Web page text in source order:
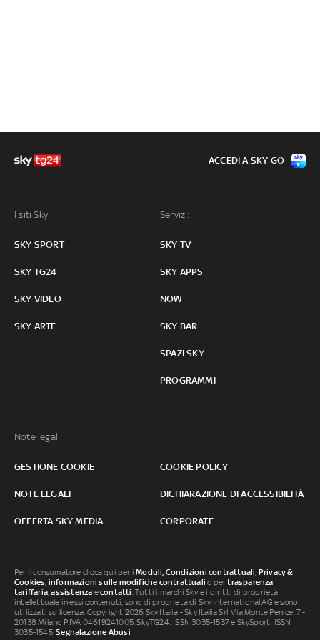
I siti Sky:
SKY SPORT
SKY TG24
SKY VIDEO
SKY ARTE
Servizi:
SKY TV
SKY APPS
NOW
SKY BAR
SPAZI SKY
PROGRAMMI
Note legali:
GESTIONE COOKIE COOKIE POLICY
NOTE LEGALI DICHIARAZIONE DI ACCESSIBILITÀ
OFFERTA SKY MEDIA CORPORATE
ACCEDI A SKY GO
Per il consumatore clicca qui per iModuli, Condizioni contrattuali Privacy &
Cookies informazioni sulle modifiche contrattuali o pertrasparenza
tariffaria ,assistenza econtatti . Tutti i marchi Sky e i diritti di proprietà
intellettuale in essi contenuti, sono di proprietà di Sky international AG e sono
utilizzati su licenza. Copyright 2026 Sky Italia - Sky Italia Srl Via Monte Penice, 7 -
20138 Milano P.IVA 04619241005. SkyTG24: ISSN 3035-1537 e SkySport: ISSN
3035-1545.Segnalazione Abusi